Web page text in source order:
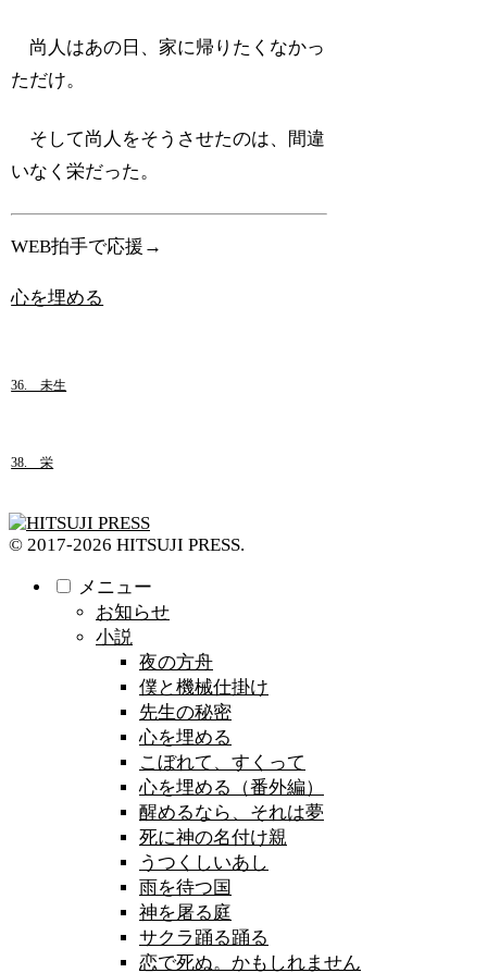
尚人はあの日、家に帰りたくなかっ
ただけ。
そして尚人をそうさせたのは、間違
いなく栄だった。
WEB拍手で応援→
心を埋める
36. 未生
38. 栄
© 2017-2026 HITSUJI PRESS.
メニュー
お知らせ
小説
夜の方舟
僕と機械仕掛け
先生の秘密
心を埋める
こぼれて、すくって
心を埋める（番外編）
醒めるなら、それは夢
死に神の名付け親
うつくしいあし
雨を待つ国
神を屠る庭
サクラ踊る踊る
恋で死ぬ。かもしれません